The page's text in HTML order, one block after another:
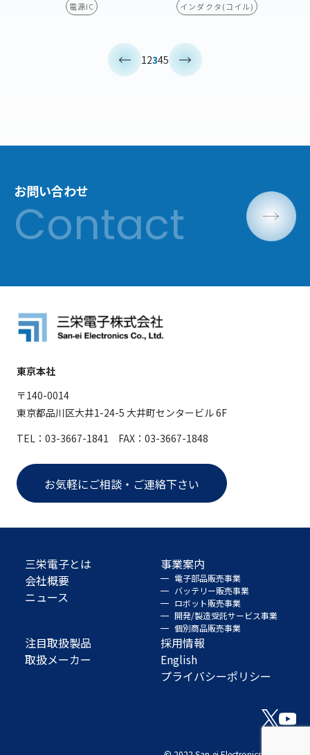
電源IC インダクタ(コイル)
12345
お問い合わせ
東京本社
〒140-0014
東京都品川区大井1-24-5 大井町センタービル 6F
TEL：03-3667-1841 FAX：03-3667-1848
お気軽にご相談・ご連絡下さい
三栄電子とは
会社概要
ニュース
事業案内
電子部品販売事業
バッテリー販売事業
ロボット販売事業
開発/製造受託サービス事業
個別商品販売事業
注目取扱製品
取扱メーカー
採用情報
English
プライバシーポリシー